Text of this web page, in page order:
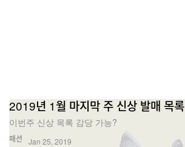
패션
2019년 1월 마지막 주 신상 발매 목록
이번주 신상 목록 감당 가능?
Jan 25, 2019